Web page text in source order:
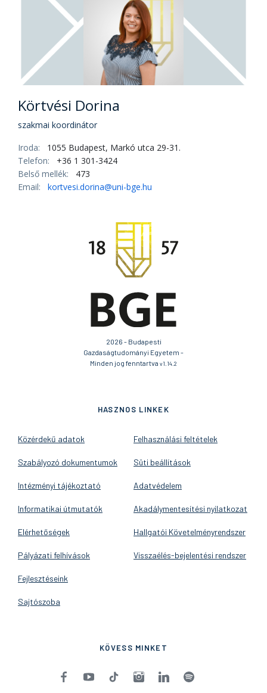
Körtvési Dorina
szakmai koordinátor
Iroda:
1055 Budapest, Markó utca 29-31.
Telefon:
+36 1 301-3424
Belső mellék:
473
Email:
kortvesi.dorina@uni-bge.hu
2026 - Budapesti
Gazdaságtudományi Egyetem -
Minden jog fenntartva v1.14.2
HASZNOS LINKEK
Közérdekű adatok
Szabályozó dokumentumok
Intézményi tájékoztató
Informatikai útmutatók
Elérhetőségek
Pályázati felhívások
Fejlesztéseink
Sajtószoba
Felhasználási feltételek
Süti beállítások
Adatvédelem
Akadálymentesítési nyilatkozat
Hallgatói Követelményrendszer
Visszaélés-bejelentési rendszer
KÖVESS MINKET